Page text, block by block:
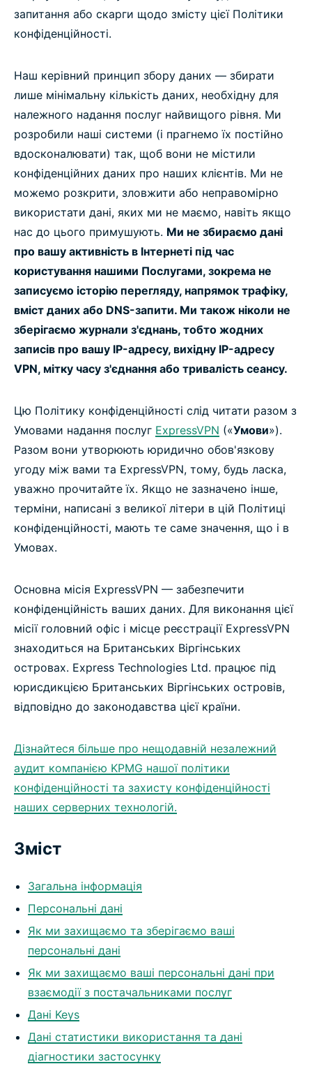
запитання або скарги щодо змісту цієї Політики
конфіденційності.
Наш керівний принцип збору даних — збирати
лише мінімальну кількість даних, необхідну для
належного надання послуг найвищого рівня. Ми
розробили наші системи (і прагнемо їх постійно
вдосконалювати) так, щоб вони не містили
конфіденційних даних про наших клієнтів. Ми не
можемо розкрити, зловжити або неправомірно
використати дані, яких ми не маємо, навіть якщо
нас до цього примушують. Ми не збираємо дані
про вашу активність в Інтернеті під час
користування нашими Послугами, зокрема не
записуємо історію перегляду, напрямок трафіку,
вміст даних або DNS-запити. Ми також ніколи не
зберігаємо журнали з'єднань, тобто жодних
записів про вашу IP-адресу, вихідну IP-адресу
VPN, мітку часу з'єднання або тривалість сеансу.
Цю Політику конфіденційності слід читати разом з
Умовами надання послуг ExpressVPN («Умови»).
Разом вони утворюють юридично обов'язкову
угоду між вами та ExpressVPN, тому, будь ласка,
уважно прочитайте їх. Якщо не зазначено інше,
терміни, написані з великої літери в цій Політиці
конфіденційності, мають те саме значення, що і в
Умовах.
Основна місія ExpressVPN — забезпечити
конфіденційність ваших даних. Для виконання цієї
місії головний офіс і місце реєстрації ExpressVPN
знаходиться на Британських Віргінських
островах. Express Technologies Ltd. працює під
юрисдикцією Британських Віргінських островів,
відповідно до законодавства цієї країни.
Дізнайтеся більше про нещодавній незалежний
аудит компанією KPMG нашої політики
конфіденційності та захисту конфіденційності
наших серверних технологій.
Зміст
Загальна інформація
Персональні дані
Як ми захищаємо та зберігаємо ваші
персональні дані
Як ми захищаємо ваші персональні дані при
взаємодії з постачальниками послуг
Дані Keys
Дані статистики використання та дані
діагностики застосунку